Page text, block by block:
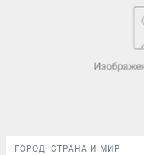
ГОРОД СТРАНА И МИР